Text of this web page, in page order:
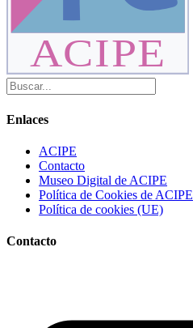
ACIPE
Enlaces
ACIPE
Contacto
Museo Digital de ACIPE
Política de Cookies de ACIPE
Política de cookies (UE)
Contacto